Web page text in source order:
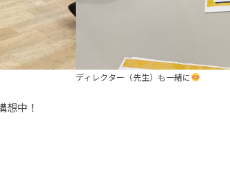
ディレクター（先生）も一緒に
想中！